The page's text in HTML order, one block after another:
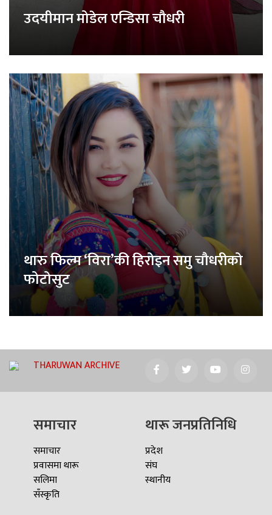
उदयीमान मोडेल एन्डिसा चौधरी
थारु फिल्म ‘विरा’की हिरोइन समु चौधरीको
फोटोसुट
THARUWAN ARCHIVE
समाचार
समाचार
प्रवासमा थारू
सलिमा
सँस्कृति
थारू जनप्रतिनिधि
प्रदेश
संघ
स्थानीय